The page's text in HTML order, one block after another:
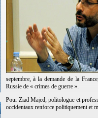
septembre, à la demande de la
Russie de « crimes de guerre ».
Pour Ziad Majed, politologue et
occidentaux renforce politiquement et